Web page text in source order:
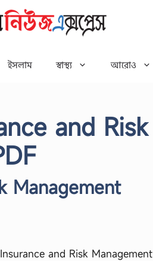
ইসলাম স্বাস্থ্য আরোও
and Risk
Management
and Risk Management